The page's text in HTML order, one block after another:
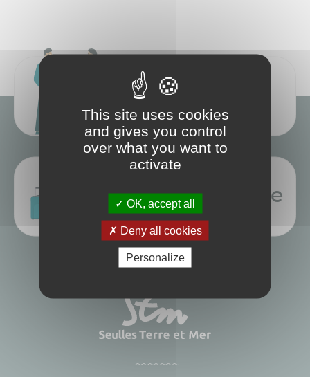
EspaceÉlus
Office detourisme
This site uses cookies
and gives you control
over what you want to
activate
OK, accept all
Deny all cookies
Personalize